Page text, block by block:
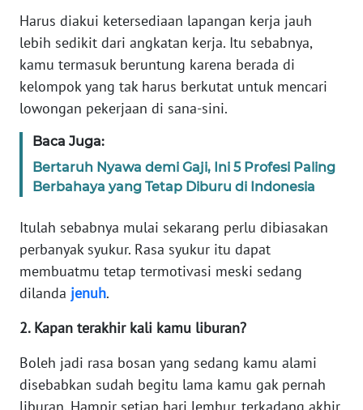
Harus diakui ketersediaan lapangan kerja jauh
lebih sedikit dari angkatan kerja. Itu sebabnya,
kamu termasuk beruntung karena berada di
kelompok yang tak harus berkutat untuk mencari
lowongan pekerjaan di sana-sini.
Baca Juga:
Bertaruh Nyawa demi Gaji, Ini 5 Profesi Paling
Berbahaya yang Tetap Diburu di Indonesia
Itulah sebabnya mulai sekarang perlu dibiasakan
perbanyak syukur. Rasa syukur itu dapat
membuatmu tetap termotivasi meski sedang
dilanda jenuh.
2. Kapan terakhir kali kamu liburan?
Boleh jadi rasa bosan yang sedang kamu alami
disebabkan sudah begitu lama kamu gak pernah
liburan. Hampir setiap hari lembur, terkadang akhir
MAWAKA
MARTABAT
FORJASIDA
TAMBANG
JURNAL
MARITIM
FISUELRI
BERKAT
NEWS